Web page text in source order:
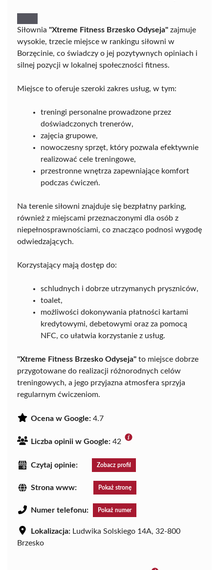
Siłownia "Xtreme Fitness Brzesko Odyseja" zajmuje
wysokie, trzecie miejsce w rankingu siłowni w
Borzęcinie, co świadczy o jej pozytywnych opiniach i
silnej pozycji w lokalnej społeczności fitness.
Miejsce to oferuje szeroki zakres usług, w tym:
treningi personalne prowadzone przez
doświadczonych trenerów,
zajęcia grupowe,
nowoczesny sprzęt, który pozwala efektywnie
realizować cele treningowe,
przestronne wnętrza zapewniające komfort
podczas ćwiczeń.
Na terenie siłowni znajduje się bezpłatny parking,
również z miejscami przeznaczonymi dla osób z
niepełnosprawnościami, co znacząco podnosi wygodę
odwiedzających.
Korzystający mają dostęp do:
schludnych i dobrze utrzymanych pryszniców,
toalet,
możliwości dokonywania płatności kartami
kredytowymi, debetowymi oraz za pomocą
NFC, co ułatwia korzystanie z usług.
"Xtreme Fitness Brzesko Odyseja" to miejsce dobrze
przygotowane do realizacji różnorodnych celów
treningowych, a jego przyjazna atmosfera sprzyja
regularnym ćwiczeniom.
Ocena w Google: 4.7
Liczba opinii w Google: 42
Czytaj opinie: Zobacz profil
Strona www: Pokaż stronę
Numer telefonu: Pokaż numer
Lokalizacja: Ludwika Solskiego 14A, 32-800
Brzesko